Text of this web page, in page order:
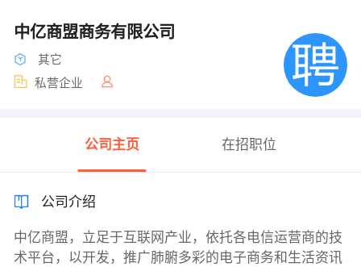
中亿商盟商务有限公司
其它
私营企业
公司主页 在招职位
公司介绍
中亿商盟，立足于互联网产业，依托各电信运营商的技
术平台，以开发，推广肺腑多彩的电子商务和生活资讯